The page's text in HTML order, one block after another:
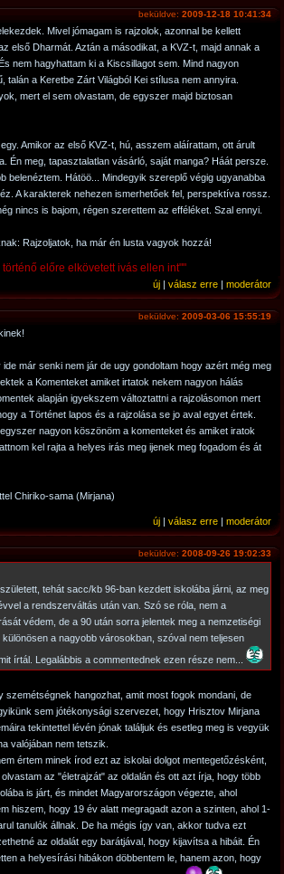
beküldve: 2009-12-18 10:41:34
Mivel jómagam is rajzolok, azonnal be kellett
első Dharmát. Aztán a másodikat, a KVZ-t, majd annak a
nem hagyhattam ki a Kiscsillagot sem. Mind nagyon
talán a Keretbe Zárt Világból Kei stílusa nem annyira.
mert el sem olvastam, de egyszer majd biztosan
Amikor az első KVZ-t, hú, asszem aláírattam, ott árult
Én meg, tapasztalatlan vásárló, saját manga? Háát persze.
belenéztem. Hátöö... Mindegyik szereplő végig ugyanabba
A karakterek nehezen ismerhetőek fel, perspektíva rossz.
nincs is bajom, régen szerettem az efféléket. Szal ennyi.
Rajzoljatok, ha már én lusta vagyok hozzá!
előre elkövetett ivás ellen int""
új | válasz erre | moderátor
beküldve: 2009-03-06 15:55:19
ide már senki nem jár de ugy gondoltam hogy azért még meg
a Komenteket amiket irtatok nekem nagyon hálás
alapján igyekszem változtattni a rajzolásomon mert
a Történet lapos és a rajzolása se jo aval egyet értek.
nagyon köszönöm a komenteket és amiket iratok
kel rajta a helyes irás meg ijenek meg fogadom és át
Chiriko-sama (Mirjana)
új | válasz erre | moderátor
beküldve: 2008-09-26 19:02:33
tehát sacc/kb 96-ban kezdett iskolába járni, az meg
a rendszerváltás után van. Szó se róla, nem a
védem, de a 90 után sorra jelentek meg a nemzetiségi
különösen a nagyobb városokban, szóval nem teljesen
írtál. Legalábbis a commentednek ezen része nem...
szemétségnek hangozhat, amit most fogok mondani, de
sem jótékonysági szervezet, hogy Hrisztov Mirjana
tekintettel lévén jónak találjuk és esetleg meg is vegyük
valójában nem tetszik.
értem minek írod ezt az iskolai dolgot mentegetőzésként,
az "életrajzát" az oldalán és ott azt írja, hogy több
is járt, és mindet Magyarországon végezte, ahol
hiszem, hogy 19 év alatt megragadt azon a szinten, ahol 1-
tanulók állnak. De ha mégis így van, akkor tudva ezt
az oldalát egy barátjával, hogy kijavítsa a hibáit. Én
a helyesírási hibákon döbbentem le, hanem azon, hogy